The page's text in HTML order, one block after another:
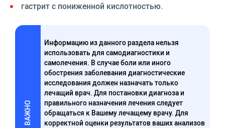
гастрит с пониженной кислотностью.
ВАЖНО
Информацию из данного раздела нельзя
использовать для самодиагностики и
самолечения. В случае боли или иного
обострения заболевания диагностические
исследования должен назначать только
лечащий врач. Для постановки диагноза и
правильного назначения лечения следует
обращаться к Вашему лечащему врачу. Для
корректной оценки результатов ваших анализов